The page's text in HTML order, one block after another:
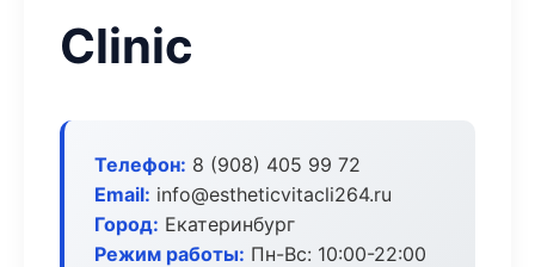
Clinic
Телефон: 8 (908) 405 99 72
Email: info@estheticvitacli264.ru
Город: Екатеринбург
Режим работы: Пн-Вс: 10:00-22:00